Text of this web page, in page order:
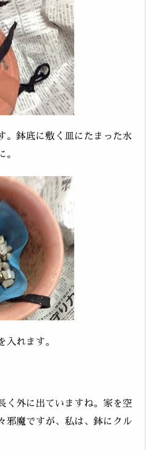
。鉢底に敷く皿にたまった水
。
入れます。
く外に出ていますね。家を空
邪魔ですが、私は、鉢にクル